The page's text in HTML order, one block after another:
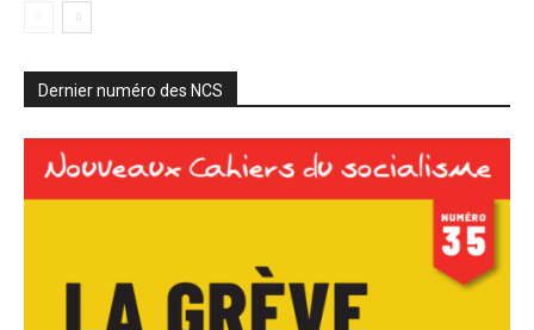
Dernier numéro des NCS